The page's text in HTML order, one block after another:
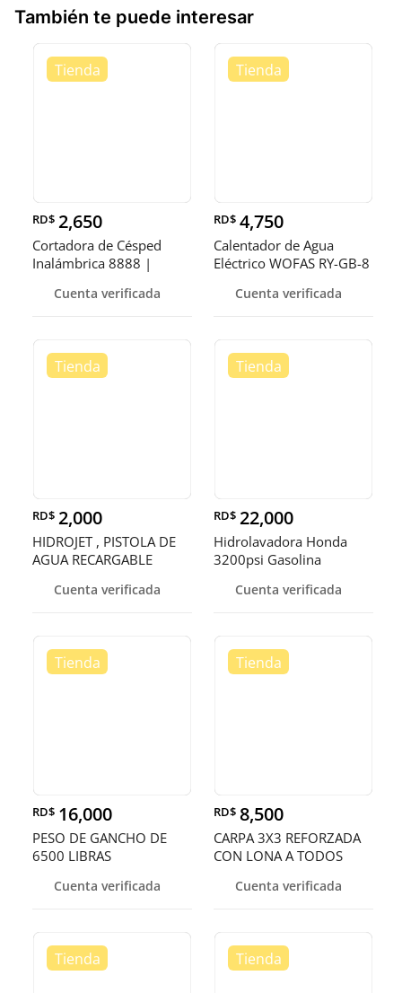
También te puede interesar
RD$ 2,650
Cortadora de Césped
Inalámbrica 8888 |
Cuenta verificada
RD$ 4,750
Calentador de Agua
Eléctrico WOFAS RY-GB-8
Cuenta verificada
RD$ 2,000
HIDROJET , PISTOLA DE
AGUA RECARGABLE
Cuenta verificada
RD$ 22,000
Hidrolavadora Honda
3200psi Gasolina
Cuenta verificada
RD$ 16,000
PESO DE GANCHO DE
6500 LIBRAS
Cuenta verificada
RD$ 8,500
CARPA 3X3 REFORZADA
CON LONA A TODOS
Cuenta verificada